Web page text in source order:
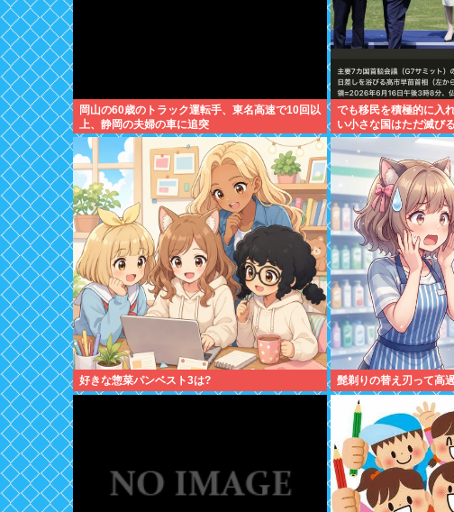
岡山の60歳のトラック運転手、東名高速で10回以
上、静岡の夫婦の車に追突
でも移民を積極的に入
い小さな国はただ滅び
るとただのネトウヨに
好きな惣菜パンベスト3は? 髭剃りの替え刃って高